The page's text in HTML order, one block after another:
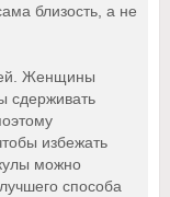
близость, а не
Женщины
сдерживать
избежать
можно
способа